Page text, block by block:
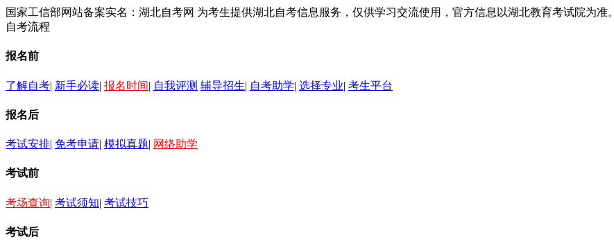
国家工信部网站备案实名：湖北自考网 为考生提供湖北自考信息服务，仅供学习交流使用，官方信息以湖北教育考试院为准。
自考流程
报名前
了解自考| 新手必读| 报名时间| 自我评测 辅导招生| 自考助学| 选择专业| 考生平台
报名后
考试安排| 免考申请| 模拟真题| 网络助学
考试前
考场查询| 考试须知| 考试技巧
考试后